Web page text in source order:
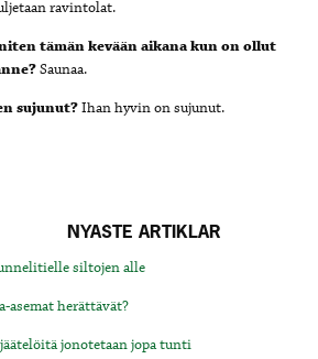
ravintolat.
tämän kevään aikana kun on ollut
Saunaa.
sujunut?Ihan hyvin on sujunut.
NYASTE ARTIKLAR
siltojen alle
asemat herättävät?
jonotetaan jopa tunti